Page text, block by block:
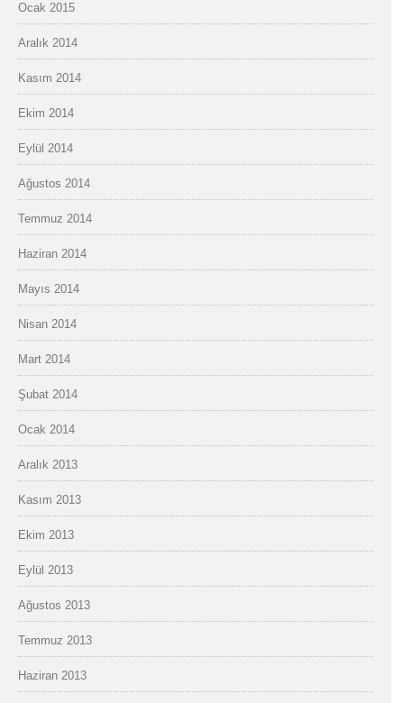
Ocak 2015
Aralık 2014
Kasım 2014
Ekim 2014
Eylül 2014
Ağustos 2014
Temmuz 2014
Haziran 2014
Mayıs 2014
Nisan 2014
Mart 2014
Şubat 2014
Ocak 2014
Aralık 2013
Kasım 2013
Ekim 2013
Eylül 2013
Ağustos 2013
Temmuz 2013
Haziran 2013